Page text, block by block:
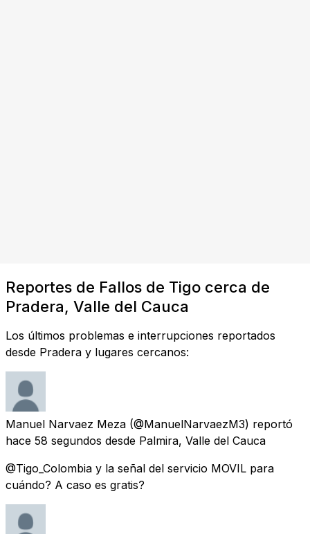
Reportes de Fallos de Tigo cerca de
Pradera, Valle del Cauca
Los últimos problemas e interrupciones reportados
desde Pradera y lugares cercanos:
Manuel Narvaez Meza (@ManuelNarvaezM3) reportó
hace 58 segundos desde Palmira, Valle del Cauca
@Tigo_Colombia y la señal del servicio MOVIL para
cuándo? A caso es gratis?